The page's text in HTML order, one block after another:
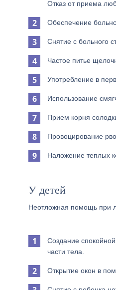
Отказ от приема
Обеспечение
Снятие с больного
Частое питье
Употребление в
Использование
Прием корня
Провоцирование
Наложение теплых
У детей
Неотложная помощь при
Создание
части тела.
Открытие окон в